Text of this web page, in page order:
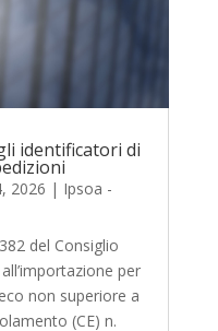
identificatori di
2026 | Ipsoa -
del Consiglio
per
non superiore a
(CE) n.